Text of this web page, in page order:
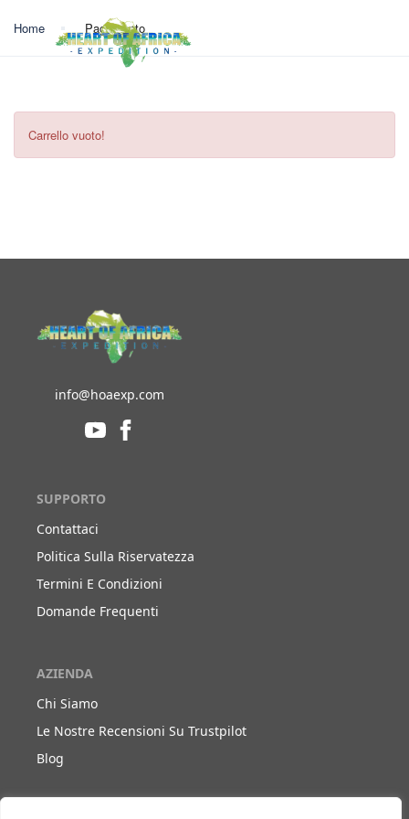
Home Pagamento
Carrello vuoto!
info@hoaexp.com
SUPPORTO
Contattaci
Politica Sulla Riservatezza
Termini E Condizioni
Domande Frequenti
AZIENDA
Chi Siamo
Le Nostre Recensioni Su Trustpilot
Blog